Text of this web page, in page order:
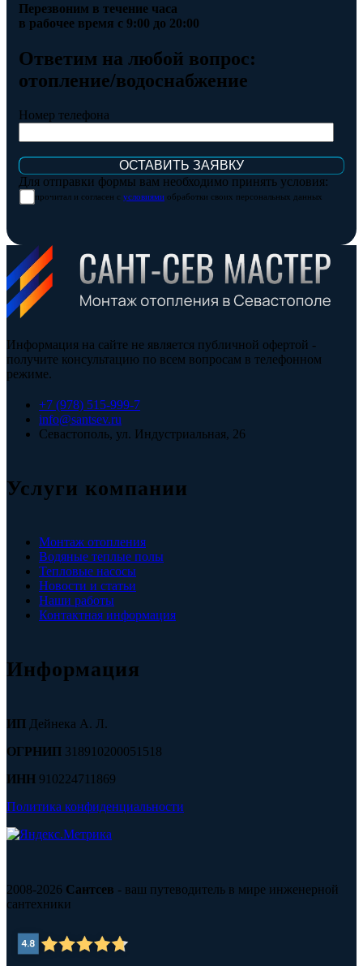
Перезвоним в течение часа
в рабочее время с 9:00 до 20:00
Ответим на любой вопрос:
отопление/водоснабжение
Номер телефона
Для отправки формы вам необходимо принять условия:
прочитал и согласен с условиями обработки своих персональных данных
Информация на сайте не является публичной офертой -
получите консультацию по всем вопросам в телефонном
режиме.
+7 (978) 515-999-7
info@santsev.ru
Севастополь, ул. Индустриальная, 26
Услуги компании
Монтаж отопления
Водяные теплые полы
Тепловые насосы
Новости и статьи
Наши работы
Контактная информация
Информация
ИП Дейнека А. Л.
ОГРНИП 318910200051518
ИНН 910224711869
Политика конфиденциальности
2008-2026 Сантсев - ваш путеводитель в мире инженерной
сантехники